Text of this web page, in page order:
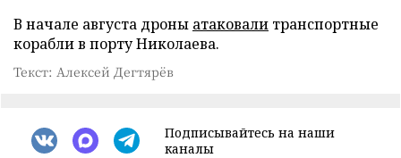
В начале августа дроны атаковали транспортные
корабли в порту Николаева.
Текст: Алексей Дегтярёв
Подписывайтесь на наши
каналы